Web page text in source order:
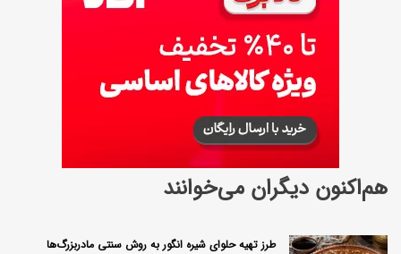
هم‌اکنون دیگران می‌خوانند
طرز تهیه حلوای شیره انگور به روش سنتی مادربزرگ‌ها